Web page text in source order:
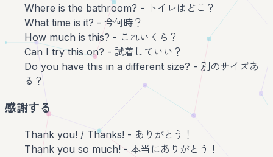
Where is the bathroom? - トイレはどこ？
What time is it? - 今何時？
How much is this? - これいくら？
Can I try this on? - 試着していい？
Do you have this in a different size? - 別のサイズあ
る？
感謝する
Thank you! / Thanks! - ありがとう！
Thank you so much! - 本当にありがとう！